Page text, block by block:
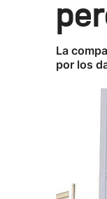
La
por los